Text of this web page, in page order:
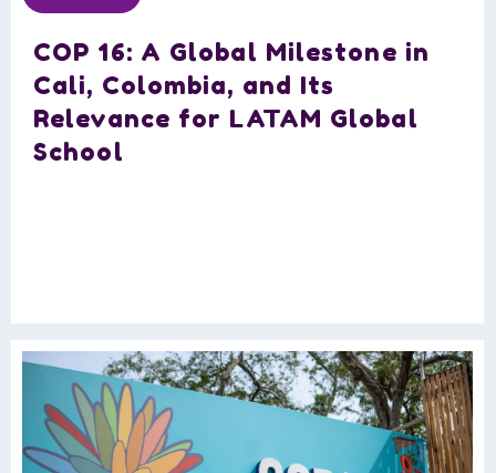
COP 16: A Global Milestone in
Cali, Colombia, and Its
Relevance for LATAM Global
School